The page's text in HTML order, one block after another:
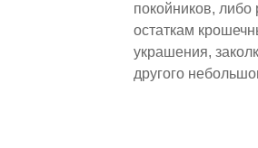
покойников,
остаткам
украшения,
другого